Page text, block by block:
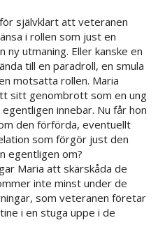
självklart att veteranen
i rollen som just en
utmaning. Eller kanske en
till en paradroll, en smula
motsatta rollen. Maria
sitt genombrott som en ung
innebar. Nu får hon
den förförda, eventuellt
som förgör just den
egentligen om?
Maria att skärskåda de
inte minst under de
som veteranen företar
i en stuga uppe i de